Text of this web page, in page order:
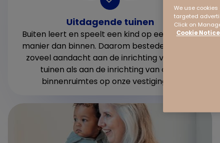
Uitdagende tuinen
Buiten leert en speelt een kind op een andere
manier dan binnen. Daarom besteden we net
zoveel aandacht aan de inrichting van onze
tuinen als aan de inrichting van onze
binnenruimtes op onze vestigingen.
We use
targeted
Click on
Cookie Notice